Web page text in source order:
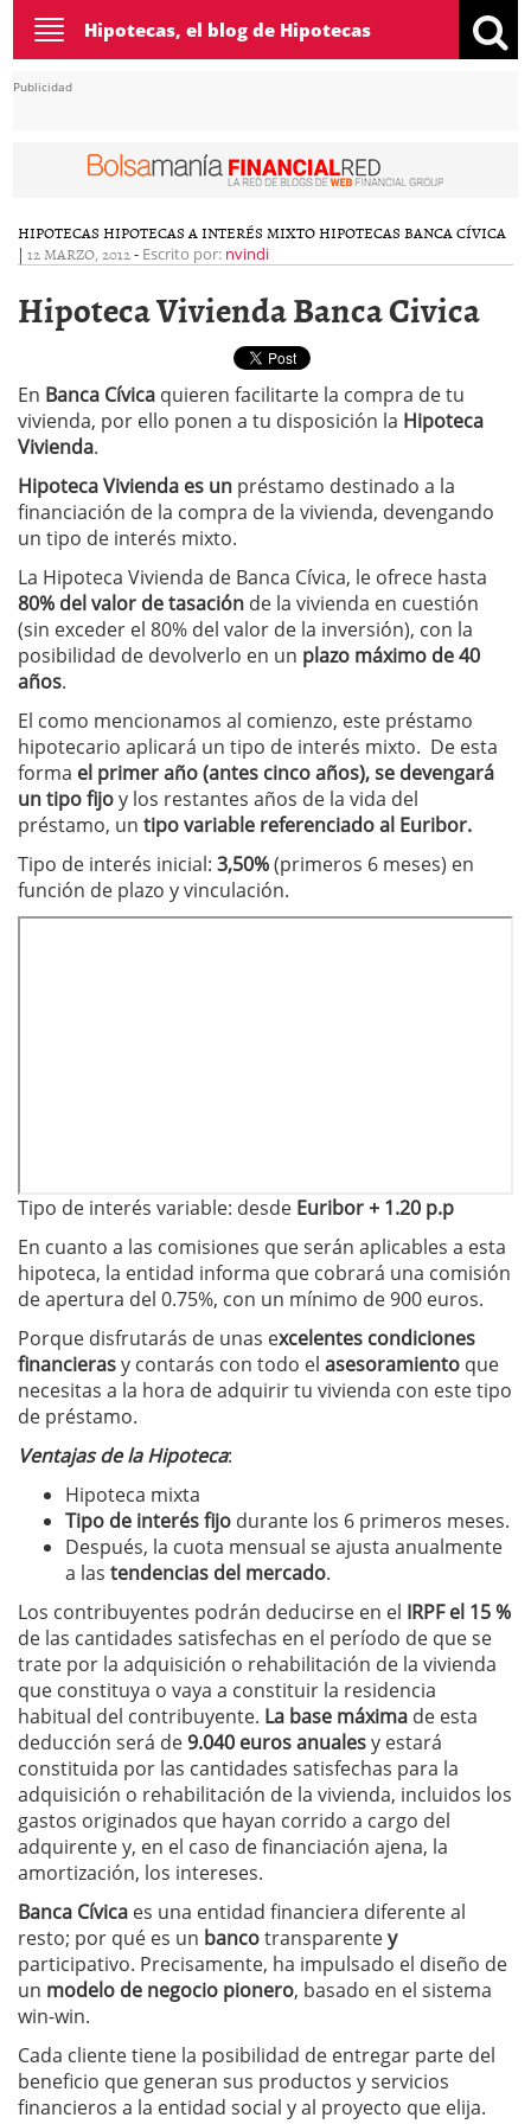
Toggle
navigation
Hipotecas, el blog de Hipotecas
Publicidad
HIPOTECAS HIPOTECAS A INTERÉS MIXTOHIPOTECAS BANCA CÍVICA
| 12 MARZO, 2012- Escrito por: nvindi
Hipoteca Vivienda Banca Civica
En Banca Cívica quieren facilitarte la compra de tu
vivienda, por ello ponen a tu disposición la Hipoteca
Vivienda.
Hipoteca Vivienda es un préstamo destinado a la
financiación de la compra de la vivienda, devengando
un tipo de interés mixto.
La Hipoteca Vivienda de Banca Cívica, le ofrece hasta
80% del valor de tasación de la vivienda en cuestión
(sin exceder el 80% del valor de la inversión), con la
posibilidad de devolverlo en un plazo máximo de 40
años.
El como mencionamos al comienzo, este préstamo
hipotecario aplicará un tipo de interés mixto. De esta
forma el primer año (antes cinco años), se devengará
un tipo fijoy los restantes años de la vida del
préstamo, un tipo variable referenciado al Euribor.
Tipo de interés inicial: 3,50%(primeros 6 meses) en
función de plazo y vinculación.
Tipo de interés variable: desde Euribor + 1.20 p.p
En cuanto a las comisiones que serán aplicables a esta
hipoteca, la entidad informa que cobrará una comisión
de apertura del 0.75%, con un mínimo de 900 euros.
Porque disfrutarás de unas excelentes condiciones
financierasy contarás con todo el asesoramiento que
necesitas a la hora de adquirir tu vivienda con este tipo
de préstamo.
Ventajas de la Hipoteca:
Hipoteca mixta
Tipo de interés fijo durante los 6 primeros meses.
Después, la cuota mensual se ajusta anualmente
a las tendencias del mercado.
Los contribuyentes podrán deducirse en el IRPF el 15 %
de las cantidades satisfechas en el período de que se
trate por la adquisición o rehabilitación de la vivienda
que constituya o vaya a constituir la residencia
habitual del contribuyente. La base máxima de esta
deducción será de9.040 euros anualesy estará
constituida por las cantidades satisfechas para la
adquisición o rehabilitación de la vivienda, incluidos los
gastos originados que hayan corrido a cargo del
adquirente y, en el caso de financiación ajena, la
amortización, los intereses.
Banca Cívica es una entidad financiera diferente al
resto; por qué es un bancotransparentey
participativo. Precisamente, ha impulsado el diseño de
un modelo de negocio pionero, basado en el sistema
win-win.
Cada cliente tiene la posibilidad de entregar parte del
beneficio que generan sus productos y servicios
financieros a la entidad social y al proyecto que elija.